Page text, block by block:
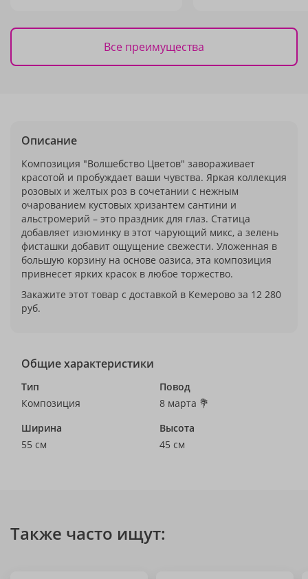
Все преимущества
Описание
Композиция "Волшебство Цветов" завораживает
красотой и пробуждает ваши чувства. Яркая коллекция
розовых и желтых роз в сочетании с нежным
очарованием кустовых хризантем сантини и
альстромерий – это праздник для глаз. Статица
добавляет изюминку в этот чарующий микс, а зелень
фисташки добавит ощущение свежести. Уложенная в
большую корзину на основе оазиса, эта композиция
привнесет ярких красок в любое торжество.
Закажите этот товар с доставкой в Кемерово за 12 280
руб.
Общие характеристики
Тип
Композиция
Повод
8 марта 💐
Ширина
55 см
Высота
45 см
Также часто ищут: